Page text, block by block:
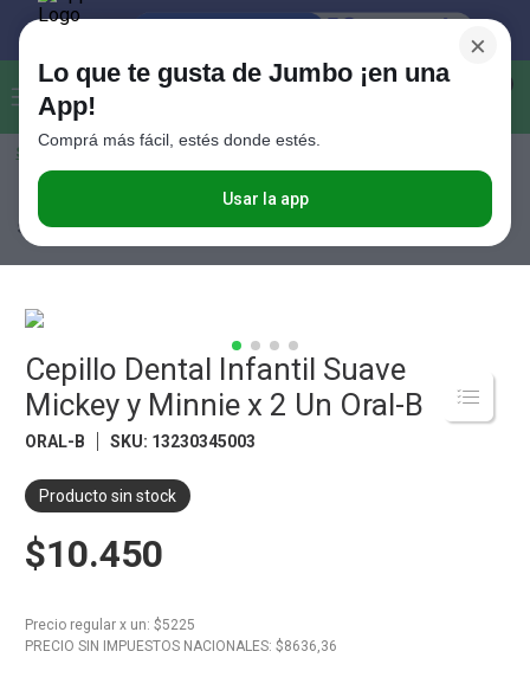
Buscar...
Seleccioná el método de entrega
×
Lo que te gusta de Jumbo ¡en una
App!
Comprá más fácil, estés donde estés.
Usar la app
Cepillos Dentales
Suave Mickey y Minnie x 2 Un Oral-B
Cepillo Dental Infantil Suave
Mickey y Minnie x 2 Un Oral-B
ORAL-B SKU: 13230345003
Producto sin stock
$10.450
Precio regular x un: $5225
PRECIO SIN IMPUESTOS NACIONALES: $8636,36
Términos más buscados
.
Cerveza
Galletitas
Yerba
Fideos
Juguetes
. Carne